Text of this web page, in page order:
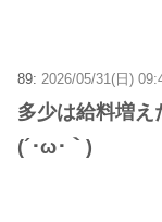
89: 2026/05/31(日)
多少は給料増え
(´･ω･｀)